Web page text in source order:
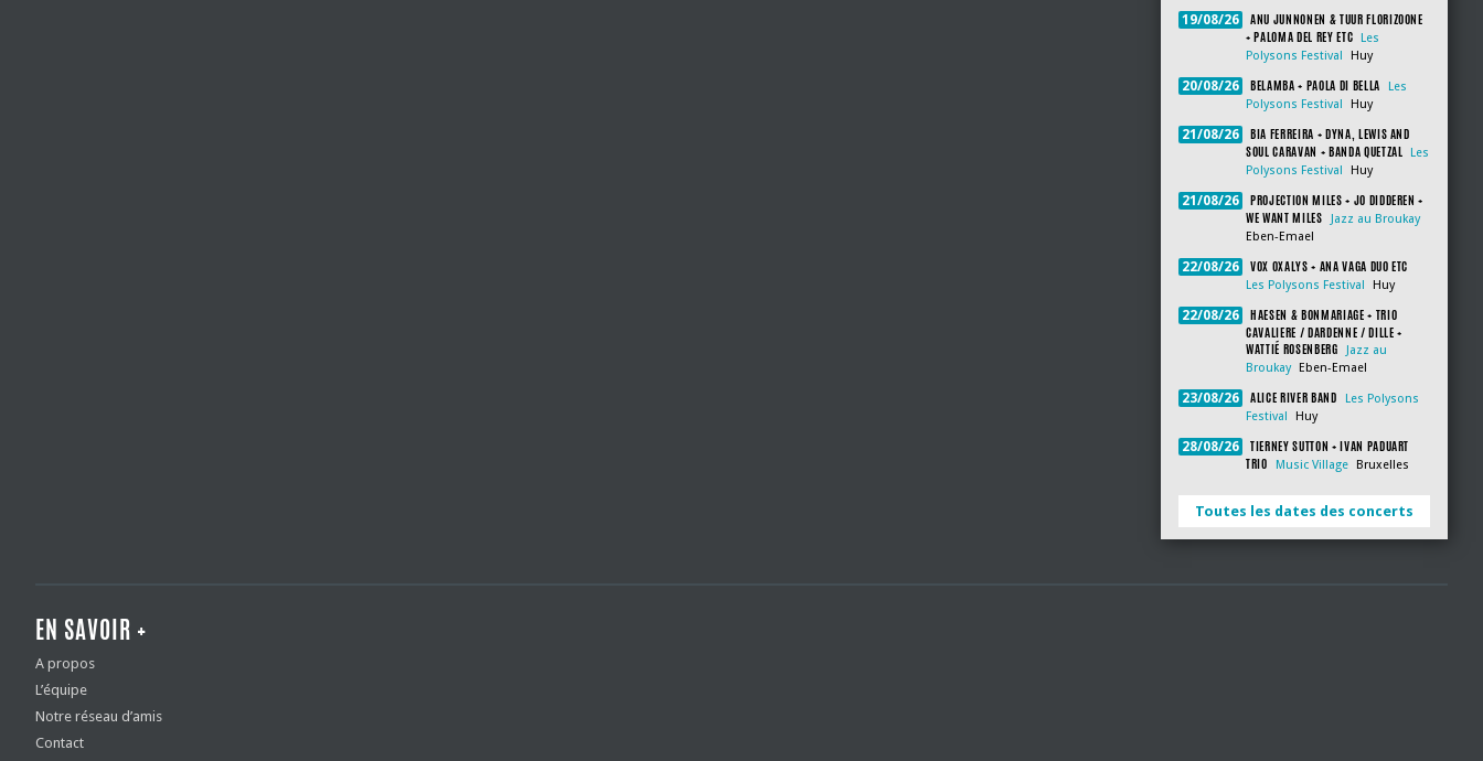
19/08/26
ANU JUNNONEN & TUUR FLORIZOONE
+ PALOMA DEL REY ETC
Les
Polysons Festival
Huy
20/08/26 BELAMBA + PAOLA DI BELLA
Les
Polysons Festival
Huy
21/08/26
BIA FERREIRA + DYNA, LEWIS AND
SOUL CARAVAN + BANDA QUETZAL
Les
Polysons Festival
Huy
21/08/26
PROJECTION MILES + JO DIDDEREN +
WE WANT MILES
Jazz au Broukay
Eben-Emael
22/08/26 VOX OXALYS + ANA VAGA DUO ETC
Les Polysons Festival Huy
22/08/26
HAESEN & BONMARIAGE + TRIO
CAVALIERE / DARDENNE / DILLE +
WATTIÉ ROSENBERG
Jazz au
Broukay
Eben-Emael
23/08/26 ALICE RIVER BAND
Les Polysons
Festival
Huy
28/08/26
TIERNEY SUTTON + IVAN PADUART
TRIO
Music Village Bruxelles
Toutes les dates des concerts
EN SAVOIR +
A propos
L’équipe
Notre réseau d’amis
Contact